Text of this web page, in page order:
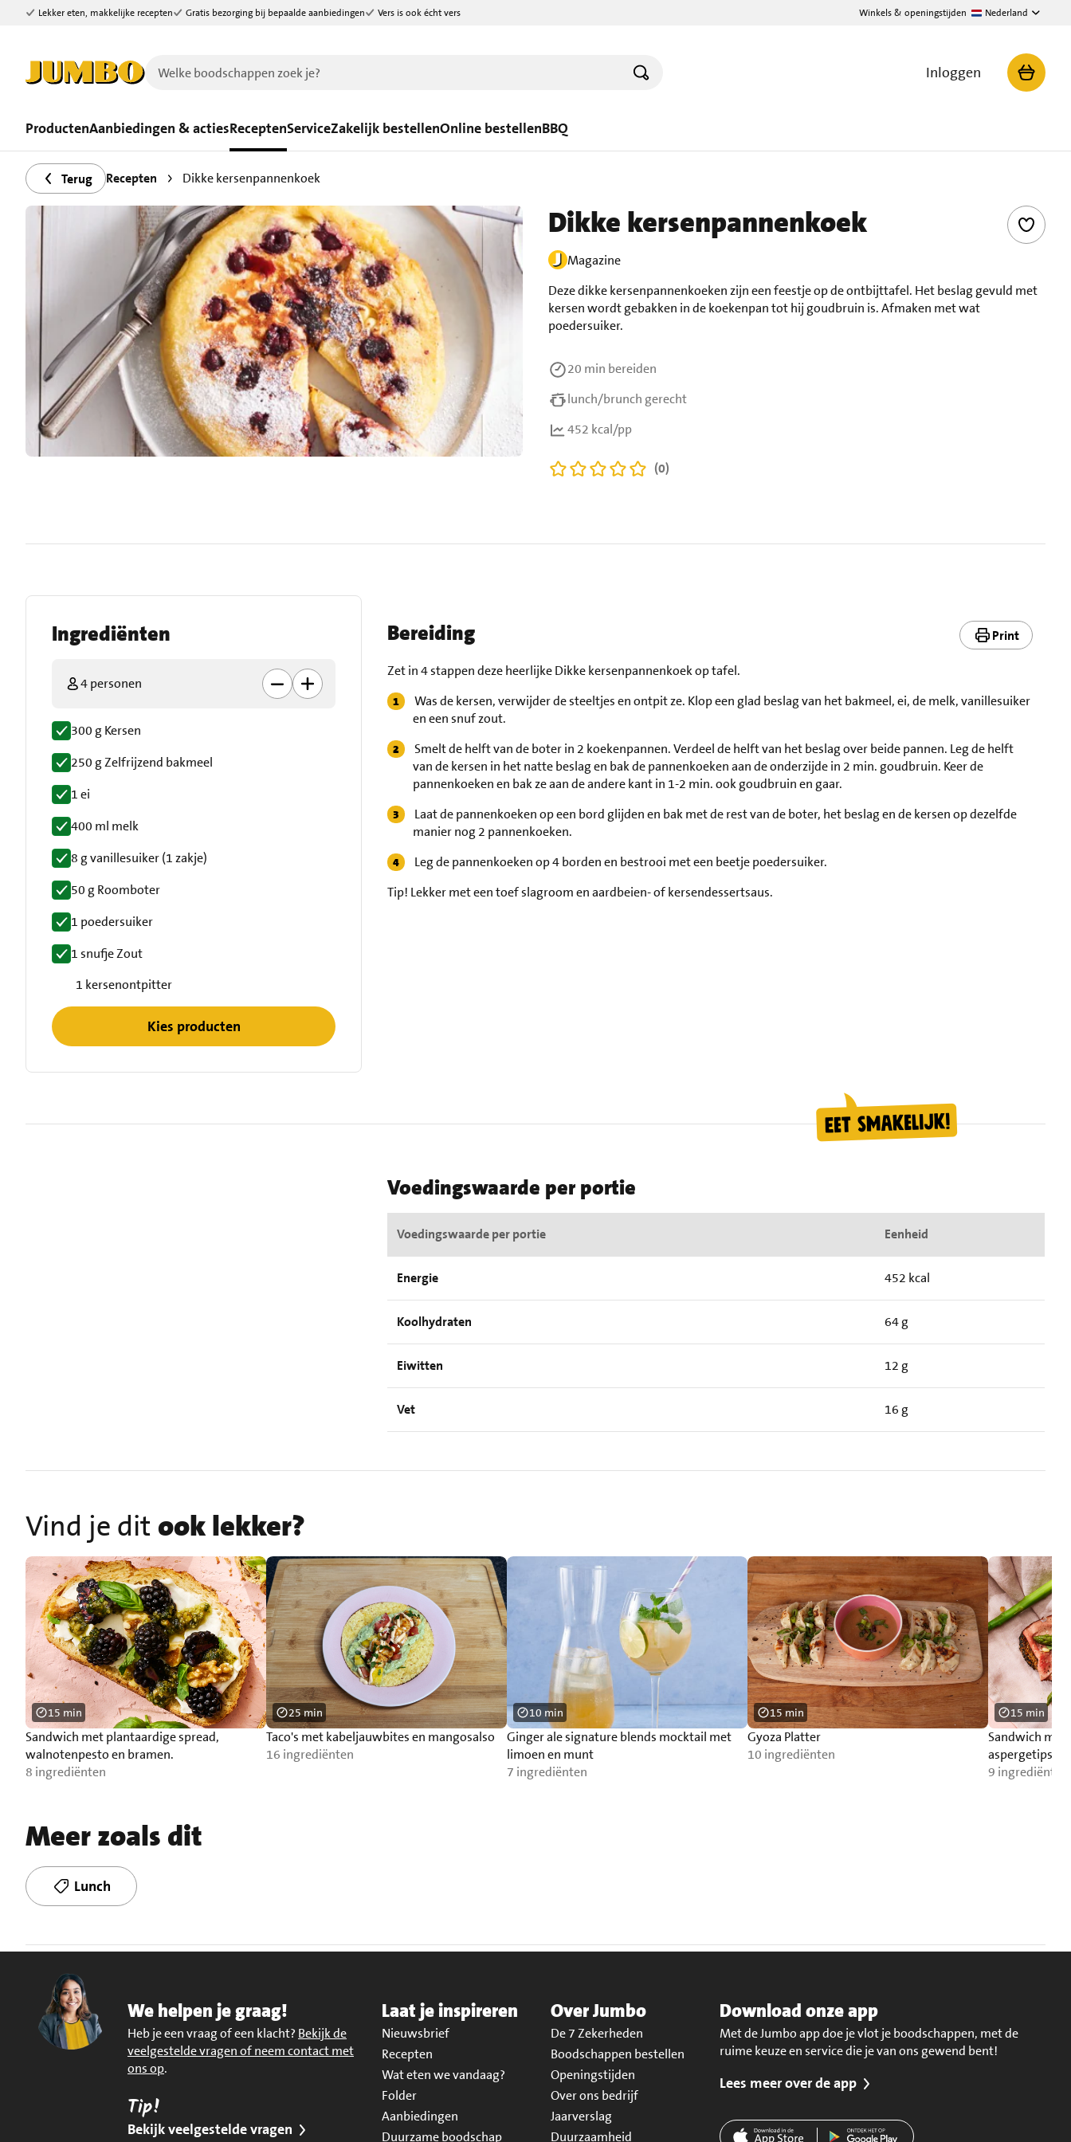
Ga naar zoeken
Ga naar hoofdinhoud
Lekker eten, makkelijke recepten Gratis bezorging bij bepaalde aanbiedingen Vers is ook écht vers Winkels & openingstijden Nederland
Inloggen
ProductenAanbiedingen & actiesReceptenServiceZakelijk bestellenOnline bestellenBBQ
Terug Recepten Dikke kersenpannenkoek
Dikke kersenpannenkoek
Magazine
Deze dikke kersenpannenkoeken zijn een feestje op de ontbijttafel. Het beslag gevuld met
kersen wordt gebakken in de koekenpan tot hij goudbruin is. Afmaken met wat
poedersuiker.
20 min bereiden
lunch/brunch gerecht
452 kcal/pp
(0)
Ingrediënten
4 personen
300 g Kersen
250 g Zelfrijzend bakmeel
1 ei
400 ml melk
8 g vanillesuiker (1 zakje)
50 g Roomboter
1 poedersuiker
1 snufje Zout
1 kersenontpitter
Kies producten
Bereiding Print
Zet in 4 stappen deze heerlijke Dikke kersenpannenkoek op tafel.
Was de kersen, verwijder de steeltjes en ontpit ze. Klop een glad beslag van het bakmeel, ei, de melk, vanillesuiker
en een snuf zout.
Smelt de helft van de boter in 2 koekenpannen. Verdeel de helft van het beslag over beide pannen. Leg de helft
van de kersen in het natte beslag en bak de pannenkoeken aan de onderzijde in 2 min. goudbruin. Keer de
pannenkoeken en bak ze aan de andere kant in 1-2 min. ook goudbruin en gaar.
Laat de pannenkoeken op een bord glijden en bak met de rest van de boter, het beslag en de kersen op dezelfde
manier nog 2 pannenkoeken.
Leg de pannenkoeken op 4 borden en bestrooi met een beetje poedersuiker.
Tip! Lekker met een toef slagroom en aardbeien- of kersendessertsaus.
Voedingswaarde per portie
Voedingswaarde per portie Eenheid
Energie 452 kcal
Koolhydraten 64 g
Eiwitten 12 g
Vet 16 g
Vind je ditook lekker?
Sandwich met plantaardige spread,
walnotenpesto en bramen.
8 ingrediënten
15 min
Taco's met kabeljauwbites en mangosalso
16 ingrediënten
25 min
Ginger ale signature blends mocktail met
limoen en munt
7 ingrediënten
10 min
Gyoza Platter
10 ingrediënten
15 min
Sandwich met
aspergetips
9 ingrediënten
15 min
Meer zoals dit
Lunch
We helpen je graag!
Heb je een vraag of een klacht? Bekijk de
veelgestelde vragen of neem contact met
ons op.
Tip!
Bekijk veelgestelde vragen
Laat je inspireren
Nieuwsbrief
Recepten
Wat eten we vandaag?
Folder
Aanbiedingen
Duurzame boodschap
Over Jumbo
De 7 Zekerheden
Boodschappen bestellen
Openingstijden
Over ons bedrijf
Jaarverslag
Duurzaamheid
Download onze app
Met de Jumbo app doe je vlot je boodschappen, met de
ruime keuze en service die je van ons gewend bent!
Lees meer over de app